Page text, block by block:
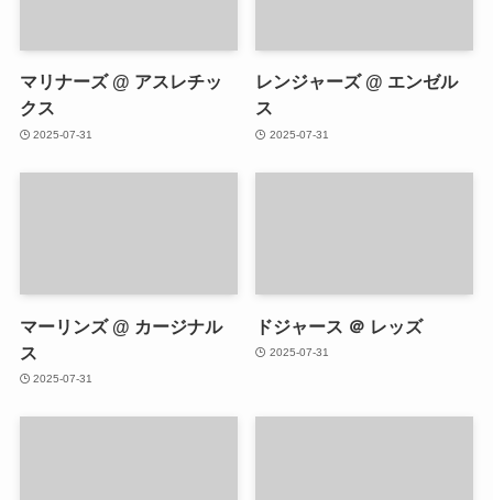
マリナーズ @ アスレチッ
クス
2025-07-31
レンジャーズ @ エンゼル
ス
2025-07-31
マーリンズ @ カージナル
ス
2025-07-31
ドジャース ＠ レッズ
2025-07-31